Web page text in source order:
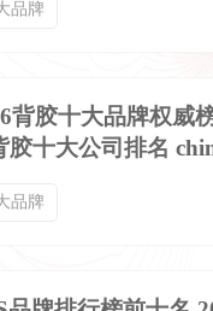
品牌
背胶十大品牌权威
胶十大公司排名
品牌